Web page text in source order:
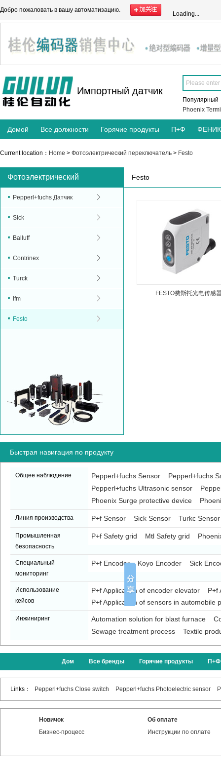
Добро пожаловать в вашу автоматизацию.
Loading...
Импортный датчик
Популярный
Phoenix
Домой Все должности Горячие продукты П+Ф
Current location： Home > Фотоэлектрический переключатель > Festo
Фотоэлектрический
переключатель
Pepperl+fuchs Датчик
Sick
Balluff
Contrinex
Turck
Ifm
Festo
Festo
FESTO费斯托光电传感
Быстрая навигация по продукту
Общее наблюдение Pepperl+fuchs Sensor
Pepperl+fuchs
Pepperl+fuchs Ultrasonic sensor
Phoenix Surge protective device
Линия производства P+f Sensor Sick Sensor Turkc Sensor
Промышленная
безопасность
P+f Safety grid Mtl Safety grid
Специальный
мониторинг
P+f Encoder Koyo Encoder Sick
Использование
кейсов
P+f Application of encoder elevator
P+f
P+f Application of sensors in automobile
Инжиниринг Automation solution for blast furnace
Sewage treatment process
Textile
Дом Все бренды Горячие продукты П+Ф
Links： Pepperl+fuchs Close switch Pepperl+fuchs Photoelectric sensor
Новичок
Бизнес-процесс
Об оплате
Инструкции по оплате